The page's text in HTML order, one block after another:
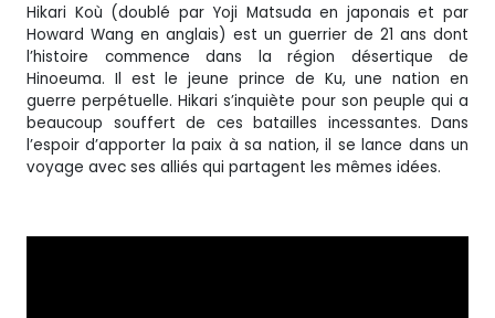
Hikari Koù (doublé par Yoji Matsuda en japonais et par
Howard Wang en anglais) est un guerrier de 21 ans dont
l’histoire commence dans la région désertique de
Hinoeuma. Il est le jeune prince de Ku, une nation en
guerre perpétuelle. Hikari s’inquiète pour son peuple qui a
beaucoup souffert de ces batailles incessantes. Dans
l’espoir d’apporter la paix à sa nation, il se lance dans un
voyage avec ses alliés qui partagent les mêmes idées.